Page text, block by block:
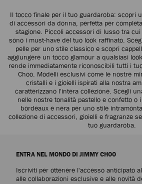
Il tocco finale per il tuo guardaroba: scopri
di accessori da donna, perfetta per
stagione. Piccoli accessori di lusso tra
sono i must-have del tuo look raffinato.
pelle per uno stile classico e scopri
aggiungere un tocco glamour a qualsiasi
rende immediatamente riconoscibili tutti i
Choo. Modelli esclusivi come le nostre
cristalli e i gioielli ispirati alla nostra
caratterizzano l'intera collezione. Scegli
nelle nostre tonalità pastello e confetto o
bordeaux e nera per uno stile
collezione di accessori, gioielli e fragranze
tuo guardaroba.
ENTRA NEL MONDO DI JIMMY CHOO
Iscriviti per ottenere l'accesso anticipato
alle collaborazioni esclusive e alle novità